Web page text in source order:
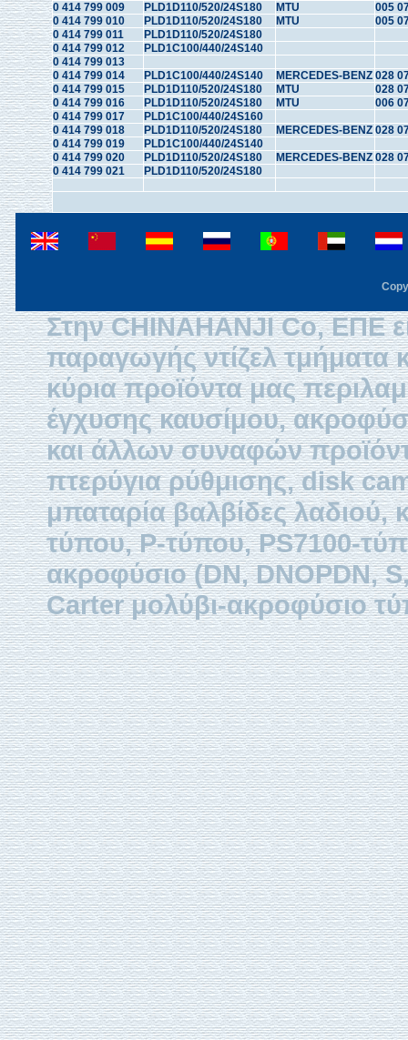
0 414 799 009 PLD1D110/520/24S180 MTU
005
0 414 799 010
PLD1D110/520/24S180 MTU
005
0 414 799 011
PLD1D110/520/24S180
0 414 799 012
PLD1C100/440/24S140
0 414 799 013
0 414 799 014
PLD1C100/440/24S140 MERCEDES-BENZ 028
0 414 799 015
PLD1D110/520/24S180 MTU
028
0 414 799 016
PLD1D110/520/24S180 MTU
006
0 414 799 017
PLD1C100/440/24S160
0 414 799 018
PLD1D110/520/24S180 MERCEDES-BENZ 028
0 414 799 019
PLD1C100/440/24S140
0 414 799 020
PLD1D110/520/24S180 MERCEDES-BENZ 028
0 414 799 021
PLD1D110/520/24S180
Στην CHINAHANJI Co, ΕΠΕ
παραγωγής ντίζελ τμήματα
κύρια προϊόντα μας
έγχυσης καυσίμου,
και άλλων συναφών
πτερύγια ρύθμισης, disk
μπαταρία βαλβίδες
τύπου, P-τύπου, PS7100-
ακροφύσιο (DN, DNOPDN,
Carter μολύβι-ακροφύσιο